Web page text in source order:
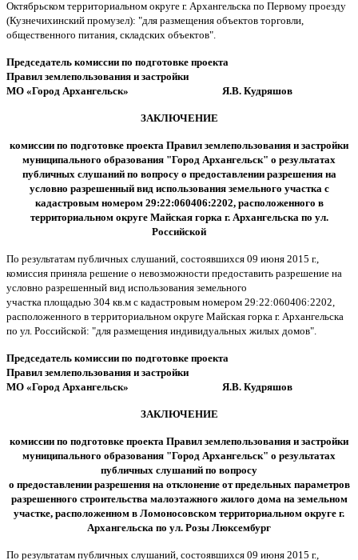
Октябрьском территориальном округе г. Архангельска по Первому проезду
(Кузнечихинский промузел): "для размещения объектов торговли,
общественного питания, складских объектов".
Председатель комиссии по подготовке проекта
Правил землепользования и застройки
МО «Город Архангельск» Я.В. Кудряшов
ЗАКЛЮЧЕНИЕ
комиссии по подготовке проекта Правил землепользования и застройки
муниципального образования "Город Архангельск" о результатах
публичных слушаний по вопросу о предоставлении разрешения на
условно разрешенный вид использования земельного участка с
кадастровым номером 29:22:060406:2202, расположенного в
территориальном округе Майская горка г. Архангельска по ул.
Российской
По результатам публичных слушаний, состоявшихся 09 июня 2015 г.,
комиссия приняла решение о невозможности предоставить разрешение на
условно разрешенный вид использования земельного
участка площадью 304 кв.м с кадастровым номером 29:22:060406:2202,
расположенного в территориальном округе Майская горка г. Архангельска
по ул. Российской: "для размещения индивидуальных жилых домов".
Председатель комиссии по подготовке проекта
Правил землепользования и застройки
МО «Город Архангельск» Я.В. Кудряшов
ЗАКЛЮЧЕНИЕ
комиссии по подготовке проекта Правил землепользования и застройки
муниципального образования "Город Архангельск" о результатах
публичных слушаний по вопросу
о предоставлении разрешения на отклонение от предельных параметров
разрешенного строительства малоэтажного жилого дома на земельном
участке, расположенном в Ломоносовском территориальном округе г.
Архангельска по ул. Розы Люксембург
По результатам публичных слушаний, состоявшихся 09 июня 2015 г.,